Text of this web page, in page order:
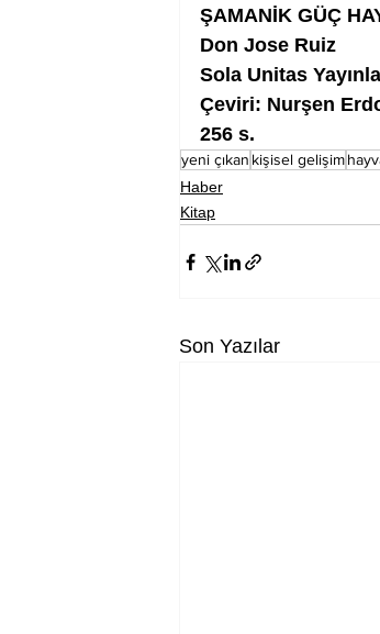
ŞAMANİK GÜÇ
Don Jose Ruiz
Sola Unitas
Çeviri: Nurşen
256 s.
yeni çıkan kişisel gelişim
Haber
Kitap
Son Yazılar